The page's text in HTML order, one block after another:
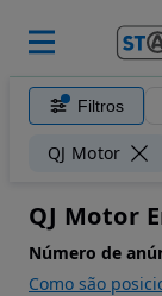
Filtros
QJ Motor
QJ Motor
Número de
Como são